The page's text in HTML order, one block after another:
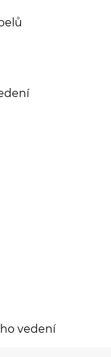
vedení